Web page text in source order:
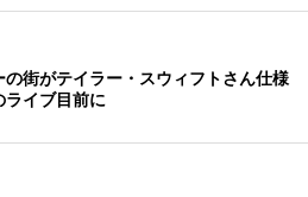
の街がテイラー・スウィフトさん仕様
イブ目前に